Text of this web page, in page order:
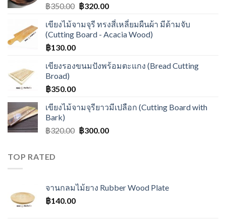
฿350.00 ฿320.00
เขียงไม้จามจุรี ทรงสี่เหลี่ยมผืนผ้า มีด้ามจับ
(Cutting Board - Acacia Wood)
฿130.00
เขียงรองขนมปังพร้อมตะแกง (Bread Cutting
Broad)
฿350.00
เขียงไม้จามจุรียาวมีเปลือก (Cutting Board with
Bark)
฿320.00 ฿300.00
TOP RATED
จานกลมไม้ยาง Rubber Wood Plate
฿140.00